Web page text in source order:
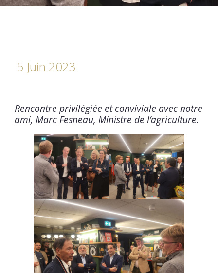
5 Juin 2023
Rencontre privilégiée et conviviale avec notre
ami, Marc Fesneau, Ministre de l’agriculture.